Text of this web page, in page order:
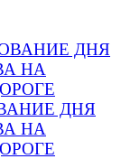
ДНЯ
НА